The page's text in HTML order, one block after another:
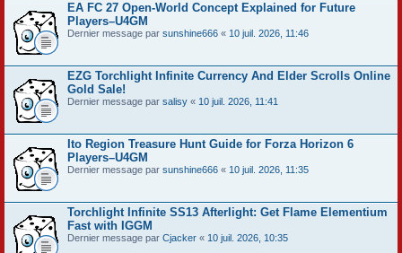
EA FC 27 Open-World Concept Explained for Future
Players–U4GM
Dernier message par sunshine666 « 10 juil. 2026, 11:46
EZG Torchlight Infinite Currency And Elder Scrolls Online
Gold Sale!
Dernier message par salisy « 10 juil. 2026, 11:41
Ito Region Treasure Hunt Guide for Forza Horizon 6
Players–U4GM
Dernier message par sunshine666 « 10 juil. 2026, 11:35
Torchlight Infinite SS13 Afterlight: Get Flame Elementium
Fast with IGGM
Dernier message par Cjacker « 10 juil. 2026, 10:35